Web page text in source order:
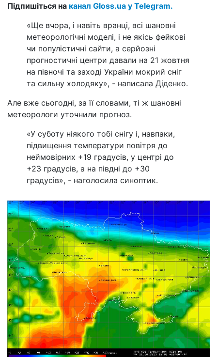
Підпишіться на канал Gloss.ua у Telegram.
«Ще вчора, і навіть вранці, всі шановні
метеорологічні моделі, і не якісь фейкові
чи популістичні сайти, а серйозні
прогностичні центри давали на 21 жовтня
на півночі та заході України мокрий сніг
та сильну холодяку», - написала Діденко.
Але вже сьогодні, за її словами, ті ж шановні
метеорологи уточнили прогноз.
«У суботу ніякого тобі снігу і, навпаки,
підвищення температури повітря до
неймовірних +19 градусів, у центрі до
+23 градусів, а на півдні до +30
градусів», - наголосила синоптик.